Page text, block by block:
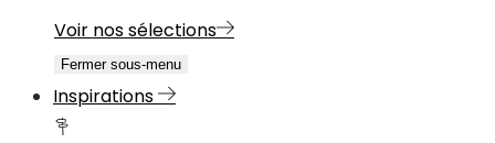
Voir nos sélections
Fermer sous-menu
Inspirations